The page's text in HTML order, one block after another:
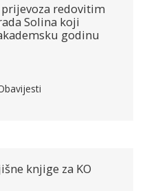
prijevoza redovitim
Solina koji
godinu
knjige za KO